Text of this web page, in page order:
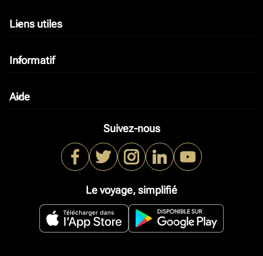
Liens utiles
keyboard_arrow_down
Informatif
keyboard_arrow_down
Aide
keyboard_arrow_down
Suivez-nous
Le voyage, simplifié